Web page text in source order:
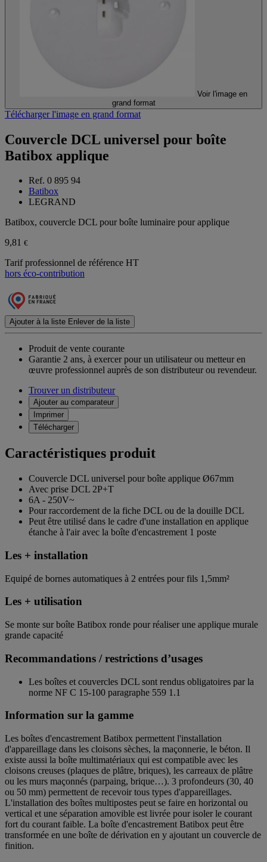
Voir l'image en
grand format
Télécharger l'image en grand format
Couvercle DCL universel pour boîte
Batibox applique
Ref. 0 895 94
Batibox
LEGRAND
Batibox, couvercle DCL pour boîte luminaire pour applique
9,81 €
Tarif professionnel de référence HT
hors éco-contribution
Ajouter à la liste Enlever de la liste
Produit de vente courante
Garantie 2 ans, à exercer pour un utilisateur ou metteur en
œuvre professionnel auprès de son distributeur ou revendeur.
Trouver un distributeur
Ajouter au comparateur
Imprimer
Télécharger
Caractéristiques produit
Couvercle DCL universel pour boîte applique Ø67mm
Avec prise DCL 2P+T
6A - 250V~
Pour raccordement de la fiche DCL ou de la douille DCL
Peut être utilisé dans le cadre d'une installation en applique
étanche à l'air avec la boîte d'encastrement 1 poste
Les + installation
Equipé de bornes automatiques à 2 entrées pour fils 1,5mm²
Les + utilisation
Se monte sur boîte Batibox ronde pour réaliser une applique murale
grande capacité
Recommandations / restrictions d’usages
Les boîtes et couvercles DCL sont rendus obligatoires par la
norme NF C 15-100 paragraphe 559 1.1
Information sur la gamme
Les boîtes d'encastrement Batibox permettent l'installation
d'appareillage dans les cloisons sèches, la maçonnerie, le béton. Il
existe aussi la boîte multimatériaux qui est compatible avec les
cloisons creuses (plaques de plâtre, briques), les carreaux de plâtre
ou les murs maçonnés (parpaing, brique…). 3 profondeurs (30, 40
ou 50 mm) permettent de recevoir tous types d'appareillages.
L'installation des boîtes multipostes peut se faire en horizontal ou
vertical et une séparation amovible est livrée pour isoler le courant
fort du courant faible. La boîte d'encastrement Batibox peut être
transformée en une boîte de dérivation en y ajoutant un couvercle de
finition.